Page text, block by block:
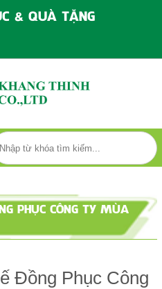
& QUÀ TẶNG
PHỤC CÔNG TY MÙA
Đồng Phục Công